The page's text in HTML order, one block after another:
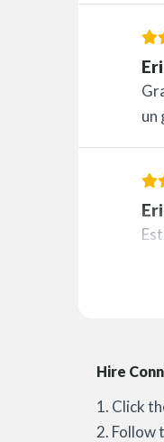
un
Hire
1. Click
2. Follow